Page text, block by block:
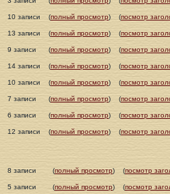
10 записи (полный просмотр) (посмотр
13 записи (полный просмотр) (посмотр
9 записи (полный просмотр) (посмотр
14 записи (полный просмотр) (посмотр
10 записи (полный просмотр) (посмотр
7 записи (полный просмотр) (посмотр
6 записи (полный просмотр) (посмотр
12 записи (полный просмотр) (посмотр
8 записи (полный просмотр) (посмотр
5 записи (полный просмотр) (посмотр